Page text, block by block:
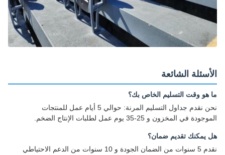
الأسئلة الشائعة
ما هو وقت التسليم الخاص بك؟
نحن نقدم جداول التسليم المرنة: حوالي 5 أيام عمل للمنتجات
الموجودة في المخزون و 25-35 يوم عمل لطلبات الإنتاج الضخم.
هل يمكنك تقديم ضمان؟
نقدم 5 سنوات من الضمان الجودة و 10 سنوات من الدعم الاحتياطي